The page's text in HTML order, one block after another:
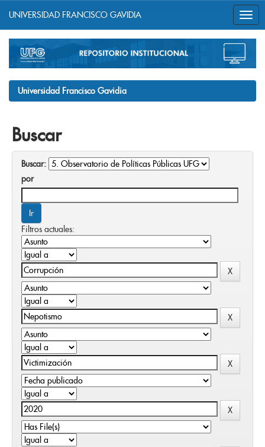
navigation
UNIVERSIDAD FRANCISCO GAVIDIA
Universidad Francisco Gavidia
Buscar
Buscar:
por
Filtros actuales: